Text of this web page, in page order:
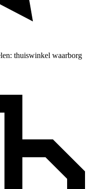
thuiswinkel waarborg